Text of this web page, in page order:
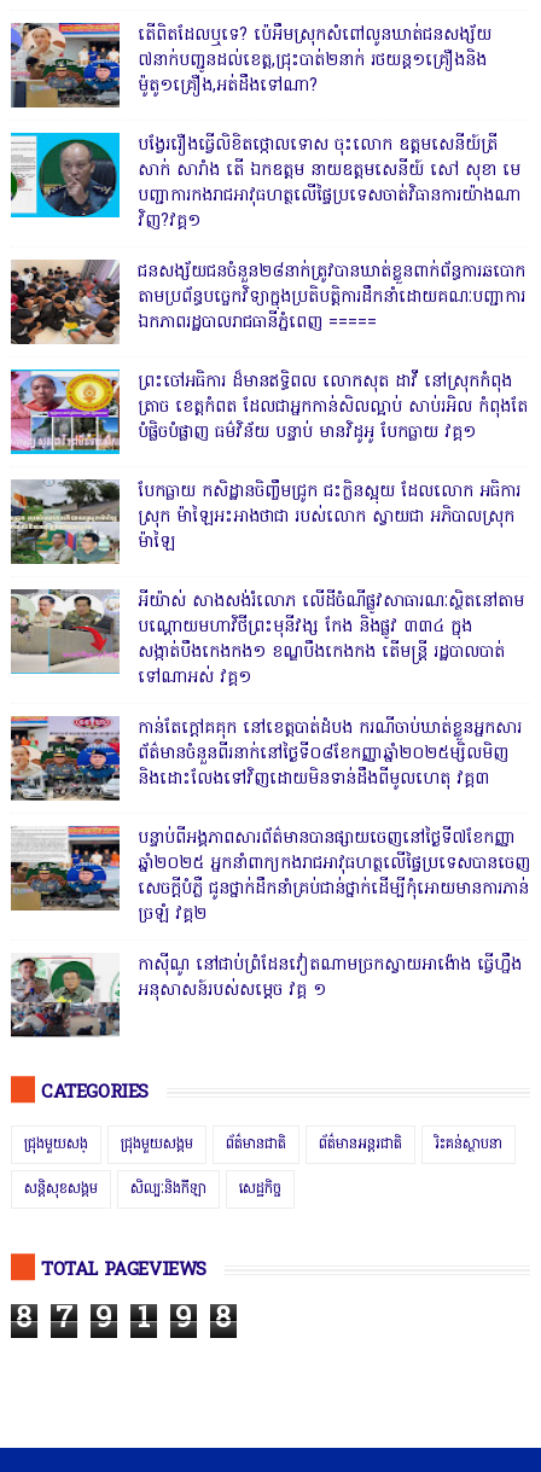
តើពិតដែលឬទេ? ប៉េអឹមស្រុកសំពៅលូនឃាត់ជនសង្ស័យ
៧នាក់បញ្ជូនដល់ខេត្ត,ជ្រុះបាត់២នាក់ រថយន្ត១គ្រឿងនិង
ម៉ូតូ១គ្រឿង,អត់ដឹងទៅណា?
បង្វែររឿងធ្វើលិខិតថ្កោលទោស ចុះលោក ឧត្តមសេនីយ៍ត្រី
សាក់ សារាំង តើ ឯកឧត្តម នាយឧត្តមសេនីយ៍ សៅ សុខា មេ
បញ្ជាការកងរាជអាវុធហត្ថលើផ្ទៃប្រទេសចាត់វិធានការយ៉ាងណា
វិញ?វគ្គ១
ជនសង្ស័យជនចំនួន២៨នាក់ត្រូវបានឃាត់ខ្លួនពាក់ព័ន្ធការឆបោក
តាមប្រព័ន្ធបច្ចេកវិទ្យាក្នុងប្រតិបត្តិការដឹកនាំដោយគណៈបញ្ជាការ
ឯកភាពរដ្ឋបាលរាជធានីភ្នំពេញ ‎=====
ព្រះចៅអធិការ ដ៏មានឥទ្ធិពល លោកសុត ដាវី នៅស្រុកកំពុង
ត្រាច ខេត្តកំពត ដែលជាអ្នកកាន់សិលល្អាប់ សាប់រអិល កំពុងតែ
បំផ្លិចបំផ្លាញ ធម៌វិន័យ បន្ទាប់ មានវិដូអូ បែកធ្លាយ វគ្គ១
បែកធ្លាយ កសិដ្ឋានចិញ្ចឹមជ្រូក ជះក្លិនស្អុយ ដែលលោក អធិការ
ស្រុក ម៉ាឡៃអះអាងថាជា របស់លោក ស្វាយជា អភិបាលស្រុក
ម៉ាឡៃ
អីយ៉ាស់ សាងសង់រំលោភ លើដីចំណីផ្លូវសាធារណៈស្ថិតនៅតាម
បណ្ដោយមហាវិថីព្រះមុនីវង្ស កែង និងផ្លូវ ៣៣៤ ក្នុង
សង្កាត់បឹងកេងកង១ ខណ្ឌបឹងកេងកង តើមន្ត្រី រដ្ឋបាលបាត់
ទៅណាអស់ វគ្គ១
កាន់តែក្តៅគគុក នៅខេត្តបាត់ដំបង ករណីចាប់ឃាត់ខ្លួនអ្នកសារ
ព័ត៌មានចំនួនពីរនាក់នៅថ្ងៃទី០៨ខែកញ្ញាឆ្នាំ២០២៥ម្សិលមិញ
និងដោះលែងទៅវិញដោយមិនទាន់ដឹងពីមូលហេតុ វគ្គ៣
បន្ទាប់ពីអង្គភាពសារព័ត៌មានបានផ្សាយចេញនៅថ្ងៃទី៧ខែកញ្ញា
ឆ្នាំ២០២៥ អ្នកនាំពាក្យកងរាជអាវុធហត្ថលើផ្ទៃប្រទេសបានចេញ
សេចក្តីបំភ្លឺ ជូនថ្នាក់ដឹកនាំគ្រប់ជាន់ថ្នាក់ដើម្បីកុំអោយមានការភាន់
ច្រឡំ វគ្គ២
កាសុីណូ នៅជាប់ព្រំដែនវៀតណាមច្រកស្វាយអាង៉ោង ធ្វើហ្នឹង
អនុសាសន៍របស់សម្ដេច វគ្គ ១
CATEGORIES
ជ្រុងមួយសង្ ជ្រុងមួយសង្គម ព័ត៌មានជាតិ ព័ត៌មានអន្តរជាតិ រិះគន់ស្ថាបនា
សន្តិសុខសង្គម សិល្បៈនិងកីឡា សេដ្ឋកិច្ច
TOTAL PAGEVIEWS
8 7 9 1 9 8